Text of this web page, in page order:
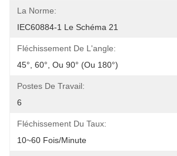
La Norme:
IEC60884-1 Le Schéma 21
Fléchissement De L'angle:
45°, 60°, Ou 90° (ou 180°)
Postes De Travail:
6
Fléchissement Du Taux:
10~60 Fois/minute